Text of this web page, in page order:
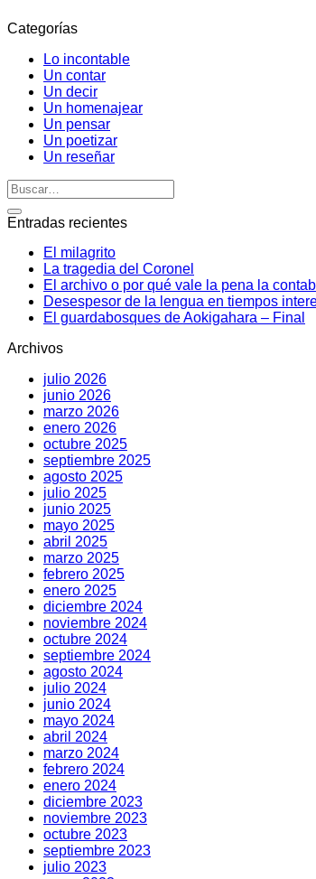
Categorías
Lo incontable
Un contar
Un decir
Un homenajear
Un pensar
Un poetizar
Un reseñar
Entradas recientes
El milagrito
La tragedia del Coronel
El archivo o por qué vale la pena la
Desespesor de la lengua en tiempos
El guardabosques de Aokigahara – Final
Archivos
julio 2026
junio 2026
marzo 2026
enero 2026
octubre 2025
septiembre 2025
agosto 2025
julio 2025
junio 2025
mayo 2025
abril 2025
marzo 2025
febrero 2025
enero 2025
diciembre 2024
noviembre 2024
octubre 2024
septiembre 2024
agosto 2024
julio 2024
junio 2024
mayo 2024
abril 2024
marzo 2024
febrero 2024
enero 2024
diciembre 2023
noviembre 2023
octubre 2023
septiembre 2023
julio 2023